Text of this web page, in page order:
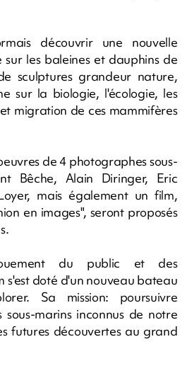
découvrir une nouvelle
les baleines et dauphins de
sculptures grandeur nature,
sur la biologie, l'écologie, les
migration de ces mammifères
de 4 photographes sous-
Bêche, Alain Diringer, Eric
mais également un film,
en images", seront proposés
du public et des
s'est doté d'un nouveau bateau
Sa mission: poursuivre
sous-marins inconnus de notre
futures découvertes au grand